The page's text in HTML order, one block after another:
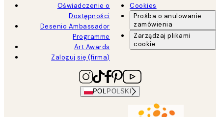
Oświadczenie o
Dostępności
Desenio Ambassador
Programme
Art Awards
Zaloguj się (firma)
Cookies
Prośba o anulowanie
zamówienia
Zarządzaj plikami
cookie
POL POLSKI